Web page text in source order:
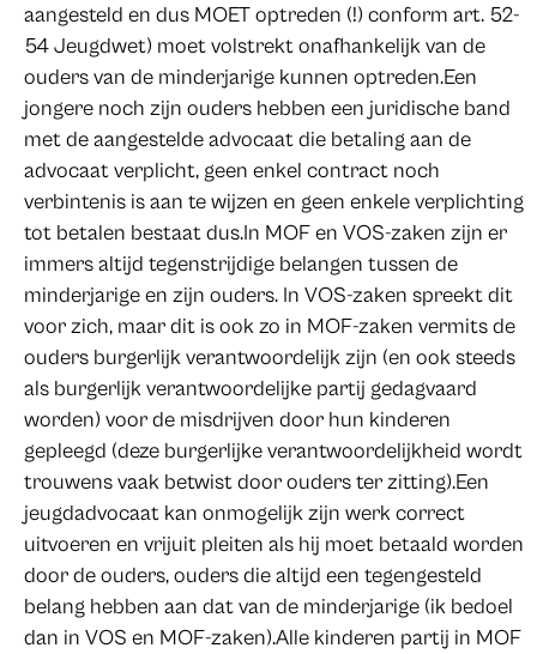
aangesteld en dus MOET optreden (!) conform art. 52-
54 Jeugdwet) moet volstrekt onafhankelijk van de
ouders van de minderjarige kunnen optreden.Een
jongere noch zijn ouders hebben een juridische band
met de aangestelde advocaat die betaling aan de
advocaat verplicht, geen enkel contract noch
verbintenis is aan te wijzen en geen enkele verplichting
tot betalen bestaat dus.In MOF en VOS-zaken zijn er
immers altijd tegenstrijdige belangen tussen de
minderjarige en zijn ouders. In VOS-zaken spreekt dit
voor zich, maar dit is ook zo in MOF-zaken vermits de
ouders burgerlijk verantwoordelijk zijn (en ook steeds
als burgerlijk verantwoordelijke partij gedagvaard
worden) voor de misdrijven door hun kinderen
gepleegd (deze burgerlijke verantwoordelijkheid wordt
trouwens vaak betwist door ouders ter zitting).Een
jeugdadvocaat kan onmogelijk zijn werk correct
uitvoeren en vrijuit pleiten als hij moet betaald worden
door de ouders, ouders die altijd een tegengesteld
belang hebben aan dat van de minderjarige (ik bedoel
dan in VOS en MOF-zaken).Alle kinderen partij in MOF